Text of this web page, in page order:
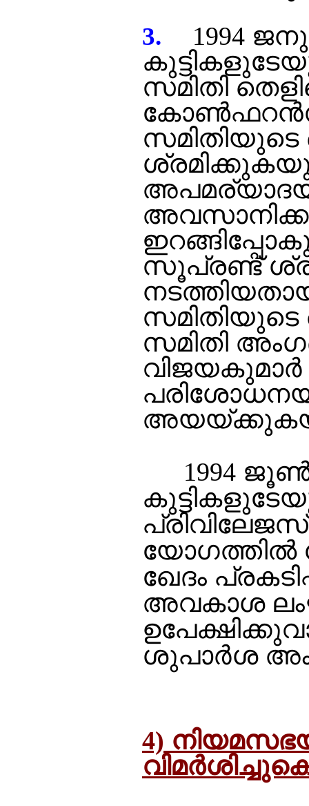
3. 1994
സമിതി
കോണ്‍ഫറന്‍സ്
സമിതിയുടെ
സൂപ്രണ്ട്
സമിതിയുടെ
സമിതി
വിജയകുമാര്‍
1994 ജൂണ്‍
യോഗത്തില്‍
ഖേദം
അവകാശ
ശുപാര്‍ശ
4)